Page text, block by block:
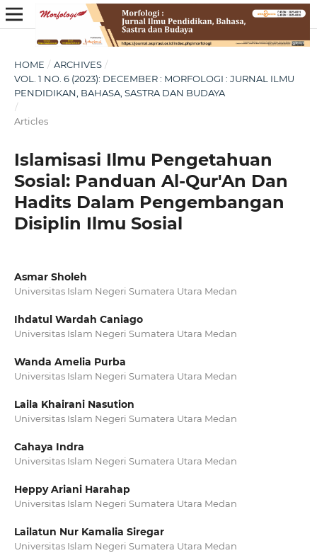
HOME / ARCHIVES /
VOL. 1 NO. 6 (2023): DECEMBER : MORFOLOGI : JURNAL ILMU
PENDIDIKAN, BAHASA, SASTRA DAN BUDAYA
/
Articles
Islamisasi Ilmu Pengetahuan
Sosial: Panduan Al-Qur'An Dan
Hadits Dalam Pengembangan
Disiplin Ilmu Sosial
Asmar Sholeh
Universitas Islam Negeri Sumatera Utara Medan
Ihdatul Wardah Caniago
Universitas Islam Negeri Sumatera Utara Medan
Wanda Amelia Purba
Universitas Islam Negeri Sumatera Utara Medan
Laila Khairani Nasution
Universitas Islam Negeri Sumatera Utara Medan
Cahaya Indra
Universitas Islam Negeri Sumatera Utara Medan
Heppy Ariani Harahap
Universitas Islam Negeri Sumatera Utara Medan
Lailatun Nur Kamalia Siregar
Universitas Islam Negeri Sumatera Utara Medan